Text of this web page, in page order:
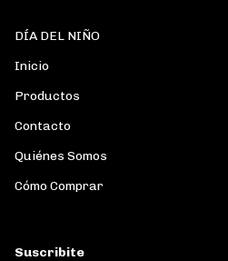
DÍA DEL NIÑO
Inicio
Productos
Contacto
Quiénes Somos
Cómo Comprar
Suscribite